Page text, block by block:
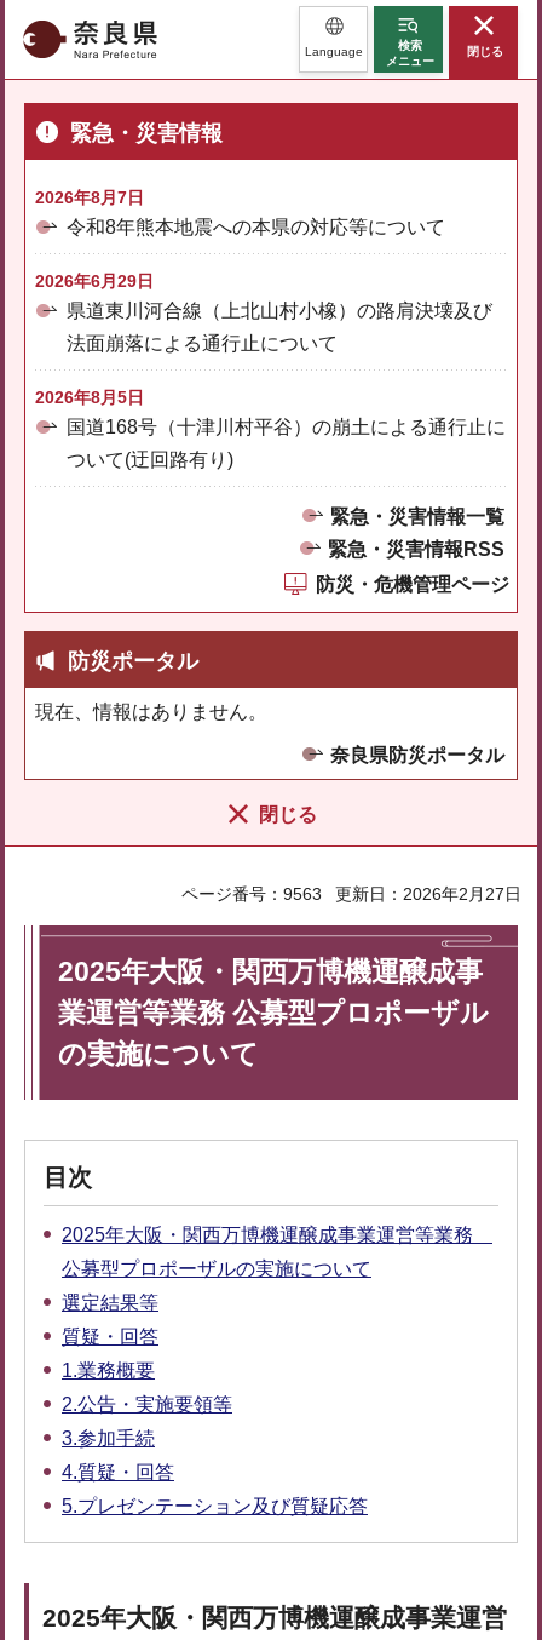
奈良県 Language
検索
メニュー
閉じる
緊急・災害情報
2026年8月7日
令和8年熊本地震への本県の対応等について
2026年6月29日
県道東川河合線（上北山村小橡）の路肩決壊及び
法面崩落による通行止について
2026年8月5日
国道168号（十津川村平谷）の崩土による通行止に
ついて(迂回路有り)
緊急・災害情報一覧
緊急・災害情報RSS
防災・危機管理ページ
防災ポータル
現在、情報はありません。
奈良県防災ポータル
閉じる
ページ番号：9563 更新日：2026年2月27日
2025年大阪・関西万博機運醸成事
業運営等業務 公募型プロポーザル
の実施について
目次
2025年大阪・関西万博機運醸成事業運営等業務
公募型プロポーザルの実施について
選定結果等
質疑・回答
1.業務概要
2.公告・実施要領等
3.参加手続
4.質疑・回答
5.プレゼンテーション及び質疑応答
2025年大阪・関西万博機運醸成事業運営